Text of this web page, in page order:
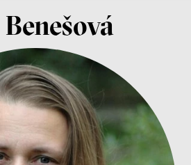
Závěrečná zpráva IF 2025